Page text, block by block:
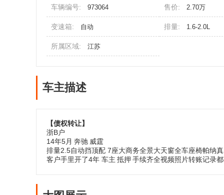
车辆编号: 973064 售价: 2.70万
变速箱: 自动 排量: 1.6-2.0L
所属区域: 江苏
车主描述
【债权转让】
浙B户
14年5月 奔驰 威霆
排量2.5自动挡顶配 7座大商务全景大天窗全车座椅帕纳
客户手里开了4年 车主 抵押 手续齐全视频照片转账记录